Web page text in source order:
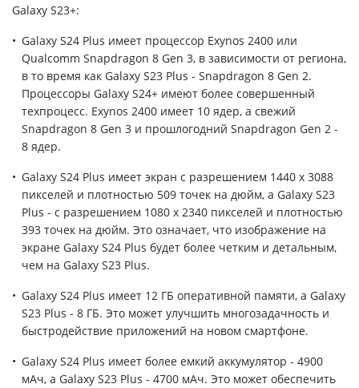
Galaxy S23+:
Galaxy S24 Plus имеет процессор Exynos 2400 или
Qualcomm Snapdragon 8 Gen 3, в зависимости от региона,
в то время как Galaxy S23 Plus - Snapdragon 8 Gen 2.
Процессоры Galaxy S24+ имеют более совершенный
техпроцесс. Exynos 2400 имеет 10 ядер, а свежий
Snapdragon 8 Gen 3 и прошлогодний Snapdragon Gen 2 -
8 ядер.
Galaxy S24 Plus имеет экран с разрешением 1440 x 3088
пикселей и плотностью 509 точек на дюйм, а Galaxy S23
Plus - с разрешением 1080 x 2340 пикселей и плотностью
393 точек на дюйм. Это означает, что изображение на
экране Galaxy S24 Plus будет более четким и детальным,
чем на Galaxy S23 Plus.
Galaxy S24 Plus имеет 12 ГБ оперативной памяти, а Galaxy
S23 Plus - 8 ГБ. Это может улучшить многозадачность и
быстродействие приложений на новом смартфоне.
Galaxy S24 Plus имеет более емкий аккумулятор - 4900
мАч, а Galaxy S23 Plus - 4700 мАч. Это может обеспечить